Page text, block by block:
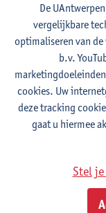
Contact
Campus Drie
Universiteitsplein 1
2610 Wilrijk, BEL
De
vergelijkbare
optimaliseren van
b.v.
cookies. Uw
deze tracking
gaat u hiermee
Stel